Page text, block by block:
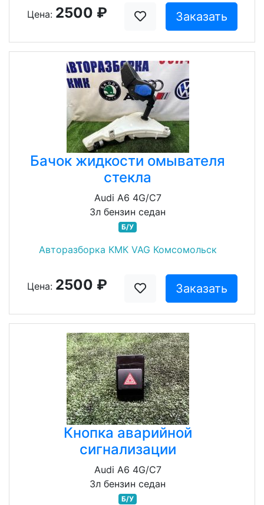
Цена: 2500 ₽ Заказать
Бачок жидкости омывателя
стекла
Audi A6 4G/C7
3л бензин седан
Б/У
Авторазборка КМК VAG Комсомольск
Цена: 2500 ₽ Заказать
Кнопка аварийной
сигнализации
Audi A6 4G/C7
3л бензин седан
Б/У